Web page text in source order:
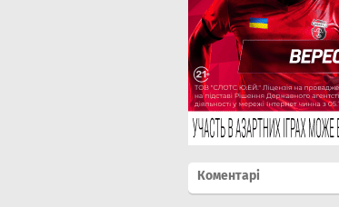
Коментарі